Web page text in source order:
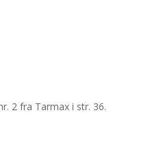
2 fra Tarmax i str. 36.